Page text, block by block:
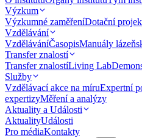
Výzkum
Výzkumné zaměřeníDotační
Vzdělávání
VzděláváníČasopisManuály
Transfer znalostí
Transfer znalostíLiving Lab
Služby
Vzdělávací akce na míruExpertní
expertizyMěření a analýzy
Aktuality a Události
AktualityUdálosti
Pro médiaKontakty